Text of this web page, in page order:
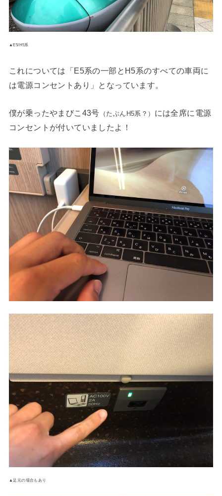
▲E5/H5系
これについては「E5系の一部とH5系のすべての車両に
は電源コンセントあり」となっています。
僕が乗ったやまびこ43号 （たぶんH5系？） には全席に電源
コンセントが付いていましたよ！
▲足元の場合もあり